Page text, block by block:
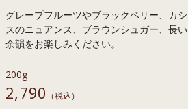
グレープフルーツやブラックベリー、カシ
スのニュアンス、ブラウンシュガー、長い
余韻をお楽しみください。
200g
2,790 （税込）